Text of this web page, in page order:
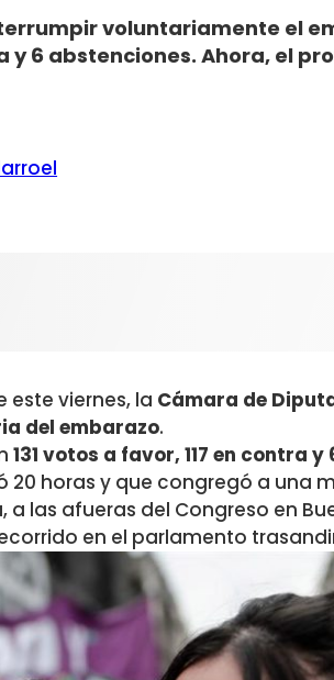
voluntariamente el
y 6 abstenciones. Ahora, el
este viernes, la Cámara de
del embarazo.
131 votos a favor, 117 en contra
20 horas y que congregó a una
las afueras del Congreso en
en el parlamento